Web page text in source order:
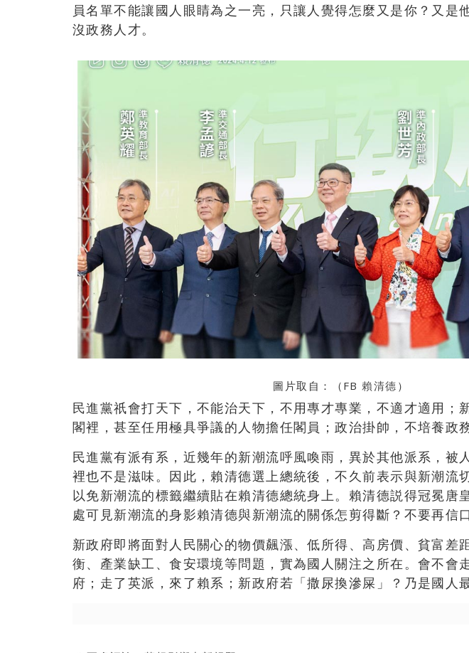
員名單不能讓國人眼睛為之一亮，只讓人覺得怎麼又是你？又是
沒政務人才。
圖片取自：（FB賴清德 ）
民進黨祇會打天下，不能治天下，不用專才專業，不適才適用；
閣裡，甚至任用極具爭議的人物擔任閣員；政治掛帥，不培養政
民進黨有派有系，近幾年的新潮流呼風喚雨，異於其他派系，被
裡也不是滋味。因此，賴清德選上總統後，不久前表示與新潮流
以免新潮流的標籤繼續貼在賴清德總統身上。賴清德説得冠冕唐
處可見新潮流的身影賴清德與新潮流的關係怎剪得斷？不要再信
新政府即將面對人民關心的物價飆漲、低所得、高房價、貧富差
衡、產業缺工、食安環境等問題，實為國人關注之所在。會不會
府；走了英派，來了賴系；新政府若「撒尿換滲屎」？乃是國人